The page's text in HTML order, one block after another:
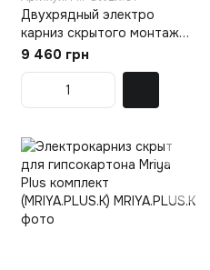
Двухрядный электро
карниз скрытого монтажа
для гипсокартона Mriya
Power Белый (M.POWER.01)
9 460 грн